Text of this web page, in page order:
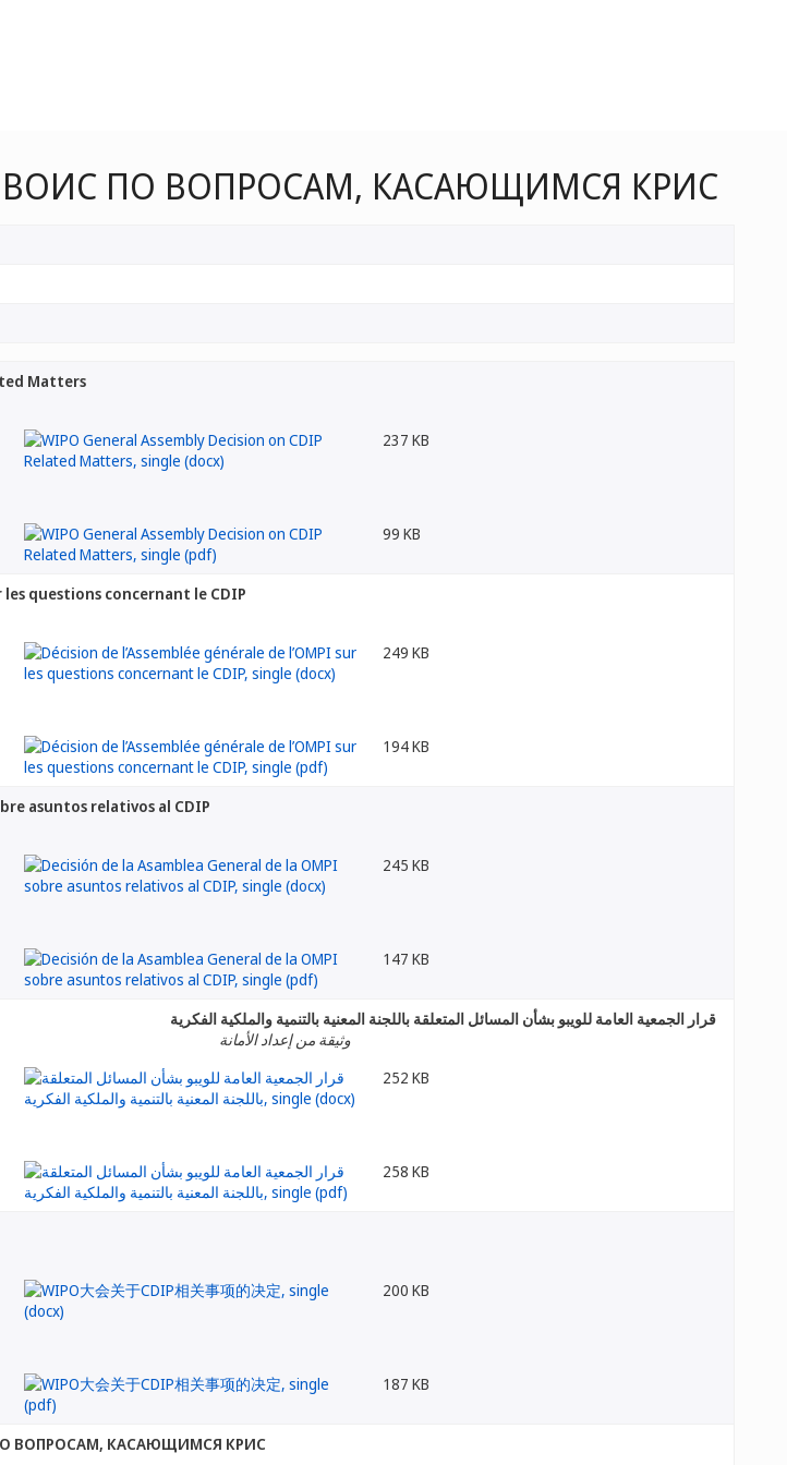
ВОИС ПО ВОПРОСАМ, КАСАЮЩИМСЯ КРИС
Matters
237 KB
99 KB
les questions concernant le CDIP
249 KB
194 KB
asuntos relativos al CDIP
245 KB
147 KB
قرار الجمعية العامة للويبو بشأن المسائل المتعلقة باللجنة المعنية بالتنمية والملكية الفكرية
وثيقة من إعداد الأمانة
252 KB
258 KB
200 KB
187 KB
ВОПРОСАМ, КАСАЮЩИМСЯ КРИС